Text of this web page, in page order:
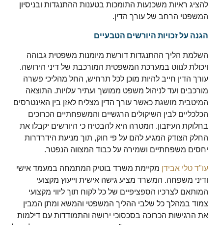
להציג ראיות משכנעות התומכות בטענות ההתנגדות ובניסיון
המשפטי הרחב של עורך הדין.
הגנה על זכויות היורשים הטבעיים
השלמת הליך ההתנגדות דורשת מיומנות משפטית גבוהה
ויכולת לנווט במערכת המשפטית המורכבת של דיני הירושה.
עורך הדין חייב להיות מוכן לכל תרחיש, החל מהליכי פשרה
מורכבים ועד לניהול משפט ממושך ועתיר עלויות. התוצאה
המיטבית מושגת כאשר עורך הדין מצליח לאזן בין האינטרסים
הכלכליים לבין השיקולים הרגשיים והמשפחתיים הכרוכים
בחלוקת העיזבון. המטרה היא להבטיח כי היורשים יקבלו את
החלק הצודק המגיע להם על פי חוק, תוך מניעת הידרדרות
יחסים משפחתיים ושמירה על כבוד המצווה הנפטר.
עו"ד טלי אבידן מקיימת משרד בוטיק המתמחה במעמד אישי
ודיני משפחה. המשרד מציע גישה אישית וייעוץ מקצועי
המותאם לצרכיו הספציפיים של כל לקוח תוך ליווי מקצועי
צמוד במהלך כל שלבי ההליך המשפטי והמשא ומתן המבין
את הרגישות הכרוכה בסכסוכי ירושה והתמודדות עם דילמות